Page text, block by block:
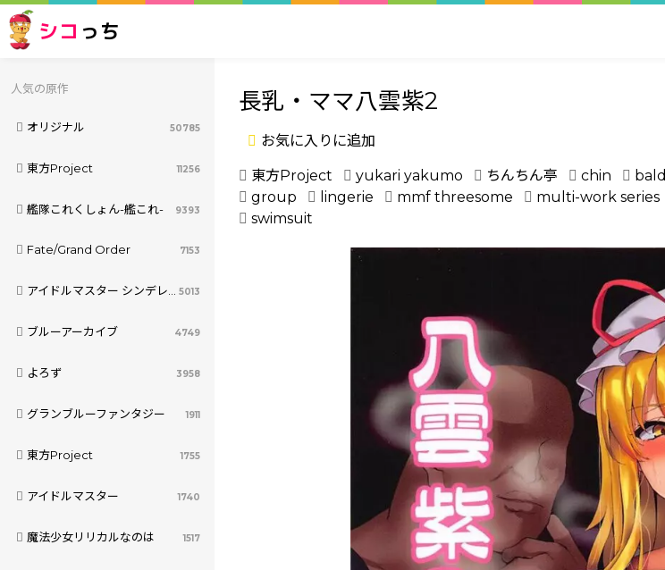
シコ っち
人気の原作
オリジナル 50785
東方Project 11256
艦隊これくしょん-艦これ- 9393
Fate/Grand Order 7153
アイドルマスター シンデレラガールズ 5013
ブルーアーカイブ 4749
よろず 3958
グランブルーファンタジー 1911
東方Project 1755
アイドルマスター 1740
魔法少女リリカルなのは 1517
長乳・ママ八雲紫2
お気に入りに追加
東方Project yukari yakumo ちんちん亭 chin bald
group
lingerie mmf threesome multi-work series
swimsuit